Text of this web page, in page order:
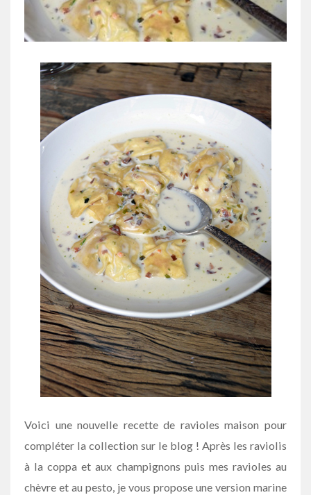
Voici une nouvelle recette de ravioles maison pour
compléter la collection sur le blog ! Après les raviolis
à la coppa et aux champignons puis mes ravioles au
chèvre et au pesto, je vous propose une version marine